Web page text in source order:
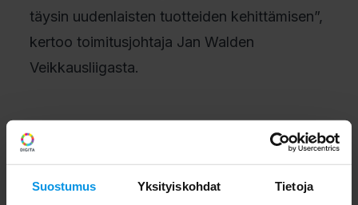
Suostumus Yksityiskohdat Tietoja
täysin uudenlaisten tuotteiden kehittämisen”,
kertoo toimitusjohtaja Jan Walden
Veikkausliigasta.
”Kun kuva siirtyy digitaalisesti
stadioneidemme välillä, meillä on